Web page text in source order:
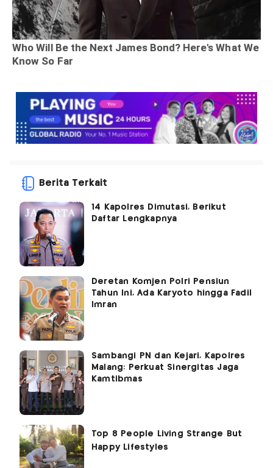
Berita Terkait
14 Kapolres Dimutasi, Berikut
Daftar Lengkapnya
Deretan Komjen Polri Pensiun
Tahun Ini, Ada Karyoto hingga Fadil
Imran
Sambangi PN dan Kejari, Kapolres
Malang: Perkuat Sinergitas Jaga
Kamtibmas